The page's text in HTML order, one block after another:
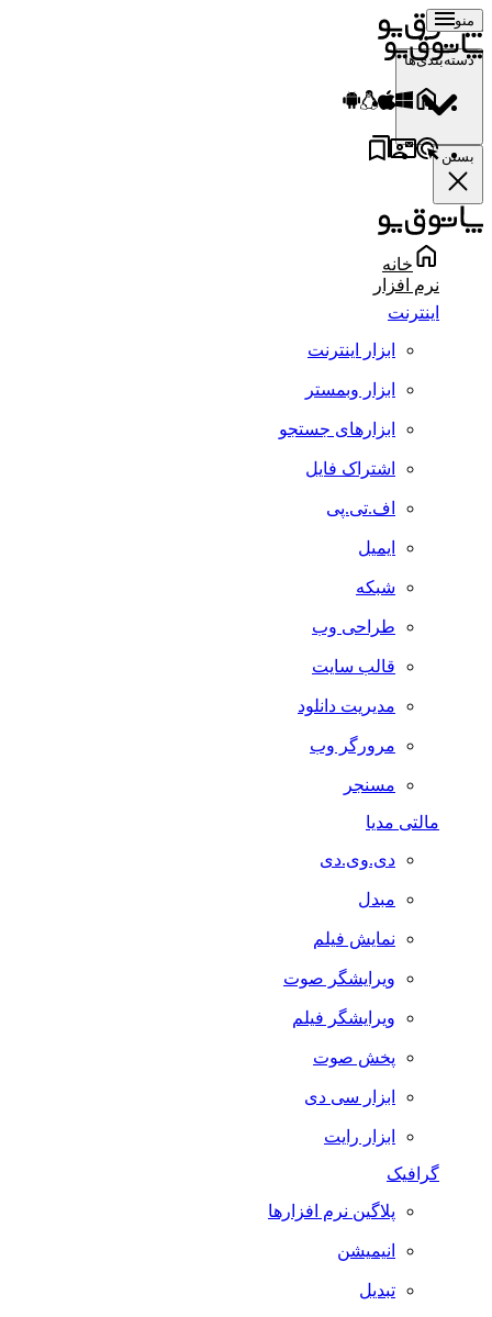
منو
دسته‌بندی‌ها
بستن
خانه
نرم افزار
اینترنت
ابزار اینترنت
ابزار وبمستر
ابزارهای جستجو
اشتراک فایل
اف.تی.پی
ایمیل
شبکه
طراحی وب
قالب سایت
مدیریت دانلود
مرورگر وب
مسنجر
مالتی مدیا
دی.وی.دی
مبدل
نمایش فیلم
ویرایشگر صوت
ویرایشگر فیلم
پخش صوت
ابزار سی دی
ابزار رایت
گرافیک
پلاگین نرم افزارها
انیمیشن
تبدیل